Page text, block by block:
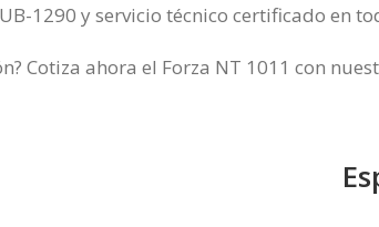
1290 y servicio técnico certificado en
Cotiza ahora el Forza NT 1011 con